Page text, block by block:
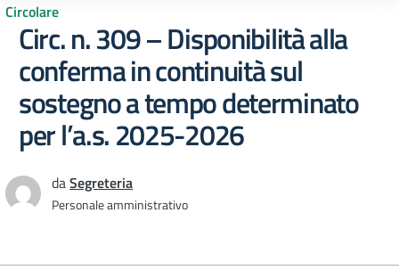
Circolare
Circ. n. 309 – Disponibilità alla
conferma in continuità sul
sostegno a tempo determinato
per l’a.s. 2025-2026
daSegreteria
Personale amministrativo